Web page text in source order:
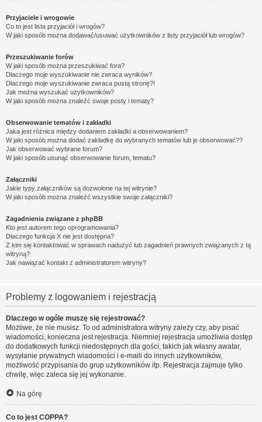
Przyjaciele i wrogowie
Co to jest lista przyjaciół i wrogów?
W jaki sposób można dodawać/usuwać użytkowników z listy przyjaciół lub wrogów?
Przeszukiwanie forów
W jaki sposób można przeszukiwać fora?
Dlaczego moje wyszukiwanie nie zwraca wyników?
Dlaczego moje wyszukiwanie zwraca pustą stronę?!
Jak można wyszukać użytkowników?
W jaki sposób można znaleźć swoje posty i tematy?
Obserwowanie tematów i zakładki
Jaka jest różnica między dodaniem zakładki a obserwowaniem?
W jaki sposób można dodać zakładkę do wybranych tematów lub je obserwować??
Jak obserwować wybrane forum?
W jaki sposób usunąć obserwowanie forum, tematu?
Załączniki
Jakie typy załączników są dozwolone na tej witrynie?
W jaki sposób można znaleźć wszystkie swoje załączniki?
Zagadnienia związane z phpBB
Kto jest autorem tego oprogramowania?
Dlaczego funkcja X nie jest dostępna?
Z kim się kontaktować w sprawach nadużyć lub zagadnień prawnych związanych z tą
witryną?
Jak nawiązać kontakt z administratorem witryny?
Problemy z logowaniem i rejestracją
Dlaczego w ogóle muszę się rejestrować?
Możliwe, że nie musisz. To od administratora witryny zależy czy, aby pisać
wiadomości, konieczna jest rejestracja. Niemniej rejestracja umożliwia dostęp
do dodatkowych funkcji niedostępnych dla gości, takich jak własny awatar,
wysyłanie prywatnych wiadomości i e-maili do innych użytkowników,
możliwość przypisania do grup użytkowników itp. Rejestracja zajmuje tylko
chwilę, więc zaleca się jej wykonanie.
Na górę
Co to jest COPPA?